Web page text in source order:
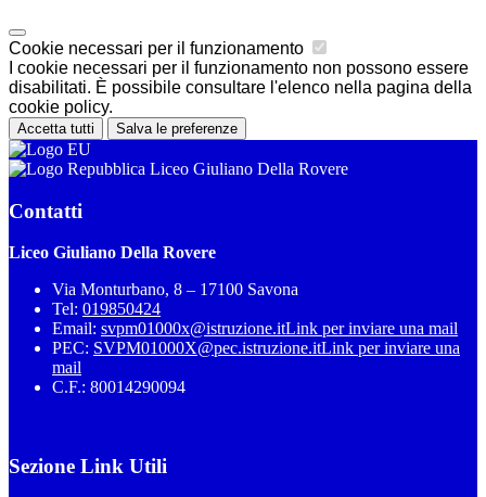
Cookie necessari per il funzionamento
I cookie necessari per il funzionamento non possono essere
disabilitati. È possibile consultare l'elenco nella pagina della
cookie policy.
Accetta tutti Salva le preferenze
Liceo Giuliano Della Rovere
Contatti
Liceo Giuliano Della Rovere
Via Monturbano, 8 – 17100 Savona
Tel: 019850424
Email: svpm01000x@istruzione.itLink per inviare una mail
PEC: SVPM01000X@pec.istruzione.itLink per inviare una
mail
C.F.: 80014290094
Sezione Link Utili